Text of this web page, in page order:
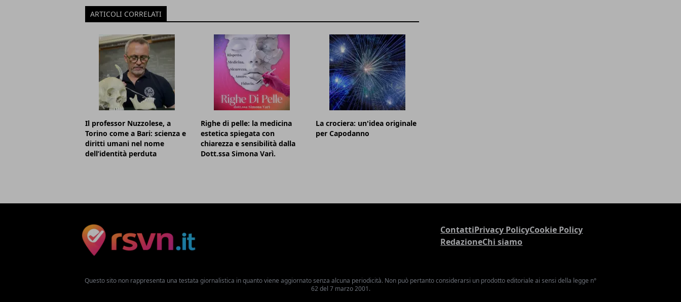
ARTICOLI CORRELATI
Il professor Nuzzolese, a
Torino come a Bari: scienza e
diritti umani nel nome
dell’identità perduta
Righe di pelle: la medicina
estetica spiegata con
chiarezza e sensibilità dalla
Dott.ssa Simona Varì.
La crociera: un'idea originale
per Capodanno
ContattiPrivacy PolicyCookie Policy
RedazioneChi siamo
Questo sito non rappresenta una testata giornalistica in quanto viene aggiornato senza alcuna periodicità. Non può pertanto considerarsi un prodotto editoriale ai sensi della legge n°
62 del 7 marzo 2001.